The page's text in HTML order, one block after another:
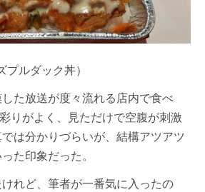
ルダック丼）
た放送が度々流れる店内で食べ
りがよく、見ただけで空腹が刺激
は分かりづらいが、結構アツアツ
た印象だった。
れど、筆者が一番気に入ったの